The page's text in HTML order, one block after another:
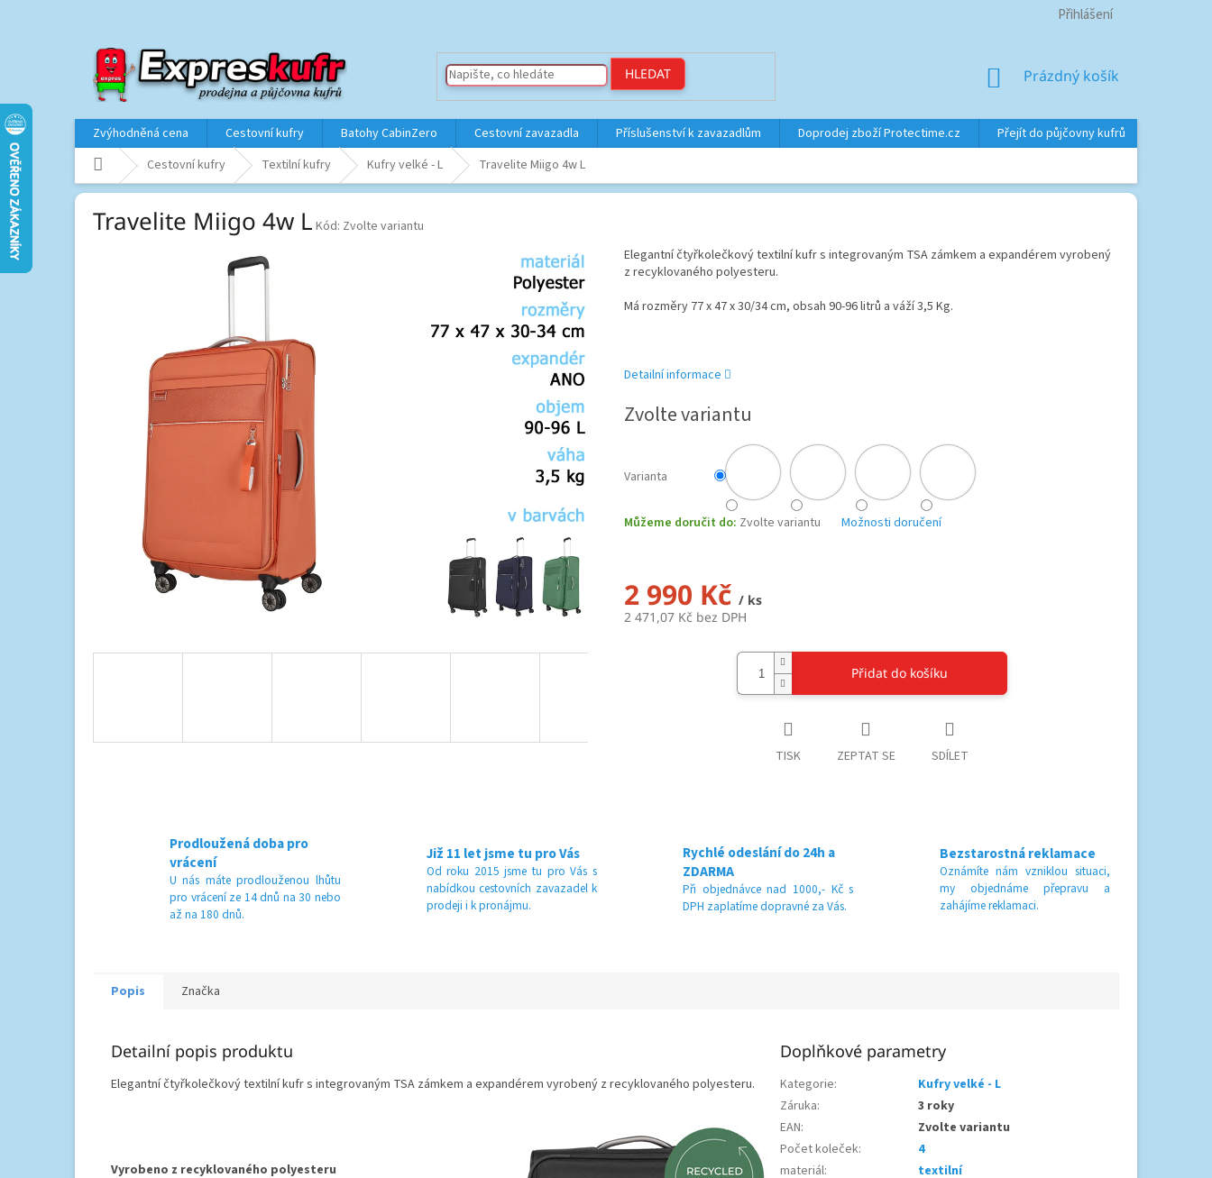
Přihlášení
HLEDAT
NÁKUPNÍ
Prázdný košík
Zvýhodněná cena Cestovní kufry Batohy CabinZero Cestovní zavazadla Příslušenství k zavazadlům Doprodej zboží Protectime.cz Přejít do půjčovny kufrů
Domů Cestovní kufry Textilní kufry Kufry velké - L Travelite Miigo 4w L
Travelite Miigo 4w L Kód: Zvolte variantu
2 990 Kč / ks
2 471,07 Kč bez DPH
Zvolte variantu
Varianta
Můžeme doručit do: Zvolte variantu Možnosti doručení
Přidat do košíku
Elegantní čtyřkolečkový textilní kufr s integrovaným TSA zámkem a expandérem vyrobený
z recyklovaného polyesteru.
Má rozměry 77 x 47 x 30/34cm, obsah 90-96litrů a váží 3,5 Kg.
Detailní informace
TISK ZEPTAT SE SDÍLET
Prodloužená doba pro
vrácení
U nás máte prodlouženou lhůtu
pro vrácení ze 14 dnů na 30 nebo
až na 180 dnů.
Již 11 let jsme tu pro Vás
Od roku 2015 jsme tu pro Vás s
nabídkou cestovních zavazadel k
prodeji i k pronájmu.
Rychlé odeslání do 24h a
ZDARMA
Při objednávce nad 1000,- Kč s
DPH zaplatíme dopravné za Vás.
Bezstarostná reklamace
Oznámíte nám vzniklou situaci,
my objednáme přepravu a
zahájíme reklamaci.
Popis Značka
Detailní popis produktu
Elegantní čtyřkolečkový textilní kufr s integrovaným TSA zámkem a expandérem vyrobený z recyklovaného polyesteru.
Vyrobeno z recyklovaného polyesteru
Doplňkové parametry
Kategorie:
Kufry velké - L
Záruka:
3 roky
EAN:
Zvolte variantu
Počet koleček:
4
materiál:
textilní